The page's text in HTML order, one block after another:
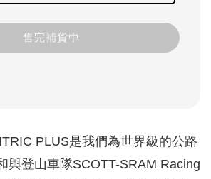
售完補貨中
PLUS是我們為世界級的公路
與登山車隊SCOTT-SRAM Racing